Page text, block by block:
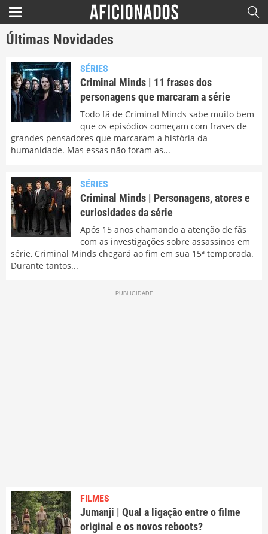
Últimas Novidades
SÉRIES
Criminal Minds | 11 frases dos
personagens que marcaram a série
Todo fã de Criminal Minds sabe muito bem
que os episódios começam com frases de
grandes pensadores que marcaram a história da
humanidade. Mas essas não foram as...
SÉRIES
Criminal Minds | Personagens, atores e
curiosidades da série
Após 15 anos chamando a atenção de fãs
com as investigações sobre assassinos em
série, Criminal Minds chegará ao fim em sua 15ª temporada.
Durante tantos...
FILMES
Jumanji | Qual a ligação entre o filme
original e os novos reboots?